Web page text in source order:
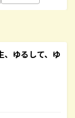
ゆるして、ゆ